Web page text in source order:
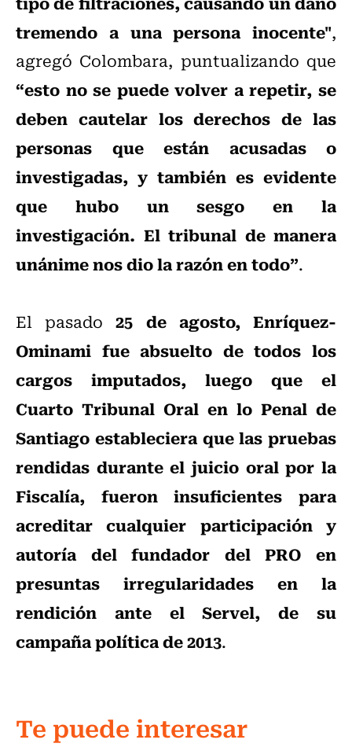
tremendo a una persona inocente",
agregó Colombara, puntualizando que
“esto no se puede volver a repetir, se
deben cautelar los derechos de las
personas que están acusadas o
investigadas, y también es evidente
que hubo un sesgo en la
investigación. El tribunal de manera
unánime nos dio la razón en todo”.
El pasado25 de agosto, Enríquez-
Ominami fue absuelto de todos los
cargos imputados, luego que el
Cuarto Tribunal Oral en lo Penal de
Santiago estableciera que las pruebas
rendidas durante el juicio oral por la
Fiscalía, fueron insuficientes para
acreditar cualquier participación y
autoría del fundador del PRO en
presuntas irregularidades en la
rendición ante el Servel, de su
campaña política de 2013.
Te puede interesar